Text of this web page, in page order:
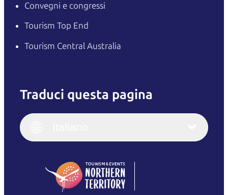
Convegni e congressi
Tourism Top End
Tourism Central Australia
Traduci questa pagina
English
(Singapore)
Italiano
繁體中文